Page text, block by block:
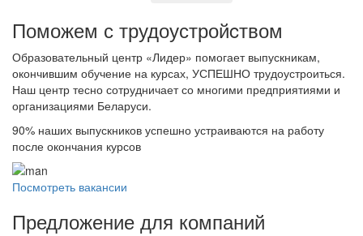
Поможем с трудоустройcтвом
Образовательный центр «Лидер» помогает выпускникам,
окончившим обучение на курсах, УСПЕШНО трудоустроиться.
Наш центр тесно сотрудничает со многими предприятиями и
организациями Беларуси.
90% наших выпускников успешно устраиваются на работу
после окончания курсов
Посмотреть вакансии
Предложение для компаний